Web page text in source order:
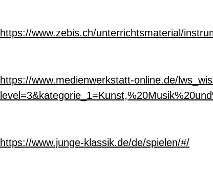
https://www.zebis.ch/unterrichtsmaterial/
https://www.medienwerkstatt-online.de/
https://www.junge-klassik.de/de/spielen/#/